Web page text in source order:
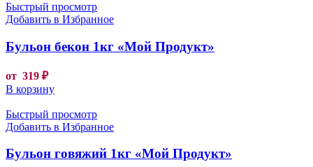
Быстрый просмотр
Добавить в Избранное
Бульон бекон 1кг «Мой Продукт»
от 319 ₽
В корзину
Быстрый просмотр
Добавить в Избранное
Бульон говяжий 1кг «Мой Продукт»